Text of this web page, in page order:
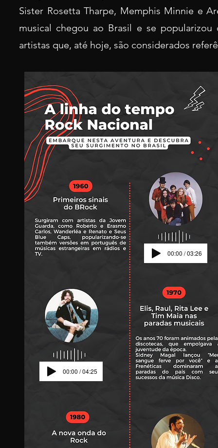
Sister Rosetta Tharpe, Memphis Minnie e
musical chegou ao Brasil e se popularizou
artistas que, até hoje, são considerados
00:00 / 03:26
00:00 / 04:25